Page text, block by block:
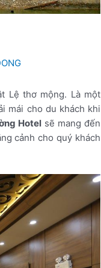
Lệ thơ mộng. Là một
mái cho du khách khi
Hotelsẽ mang đến
cảnh cho quý khách